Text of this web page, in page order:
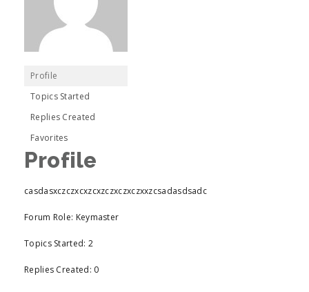
Profile
Topics Started
Replies Created
Favorites
Profile
casdasxczczxcxzcxzczxczxczxxzcsadasdsadc
Forum Role: Keymaster
Topics Started: 2
Replies Created: 0